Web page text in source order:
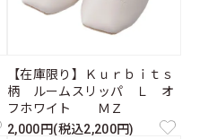
【在庫限り】Ｋｕｒｂｉｔｓ
柄 ルームスリッパ Ｌ オ
フホワイト ＭＺ
2,000円(税込2,200円)